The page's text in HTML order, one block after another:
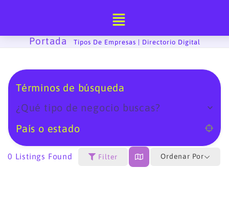
Portada
Tipos De Empresas | Directorio Digital
Términos de búsqueda
¿Qué tipo de negocio buscas?
País o estado
0 Listings Found Filter Ordenar Por